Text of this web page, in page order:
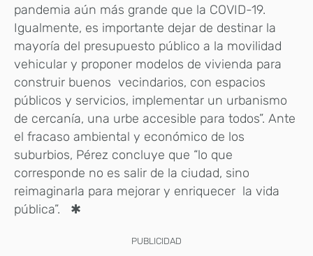
pandemia aún más grande que la COVID-19.
Igualmente, es importante dejar de destinar la
mayoría del presupuesto público a la movilidad
vehicular y proponer modelos de vivienda para
construir buenos vecindarios, con espacios
públicos y servicios, implementar un urbanismo
de cercanía, una urbe accesible para todos”. Ante
el fracaso ambiental y económico de los
suburbios, Pérez concluye que “lo que
corresponde no es salir de la ciudad, sino
reimaginarla para mejorar y enriquecer la vida
pública”. ✱
PUBLICIDAD